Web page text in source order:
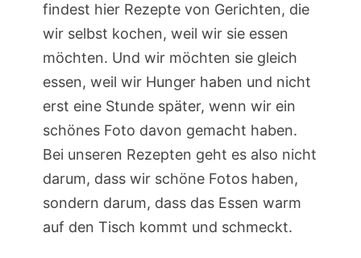
findest hier Rezepte von Gerichten, die
wir selbst kochen, weil wir sie essen
möchten. Und wir möchten sie gleich
essen, weil wir Hunger haben und nicht
erst eine Stunde später, wenn wir ein
schönes Foto davon gemacht haben.
Bei unseren Rezepten geht es also nicht
darum, dass wir schöne Fotos haben,
sondern darum, dass das Essen warm
auf den Tisch kommt und schmeckt.